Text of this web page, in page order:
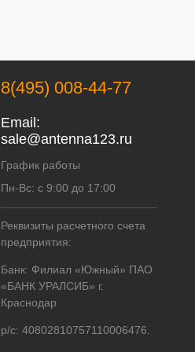
8(495) 008-44-77
Email:
sale@antenna123.ru
График работы
Пн-Вс: с 9:00 до 17:00
Реквизиты расчетного счета
предприятия:
Банк: Филиал «Южный» ПАО
«БАНК УРАЛСИБ» г.
Краснодар
р/с: 40802810757110006476.